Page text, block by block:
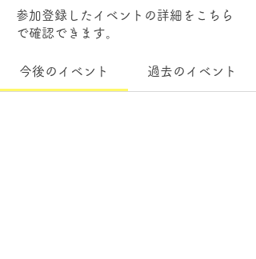
参加登録したイベントの詳細をこちら
で確認できます。
今後のイベント 過去のイベント